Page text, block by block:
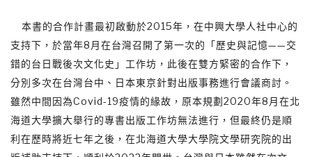
本書的合作計畫最初啟動於2015年，在中興大學人社中心的
支持下，於當年8月在台灣召開了第一次的「歷史與記憶——交
錯的台日戰後次文化史」工作坊，此後在雙方緊密的合作下，
分別多次在台灣台中、日本東京針對出版事務進行會議商討。
雖然中間因為Covid-19疫情的緣故，原本規劃2020年8月在北
海道大學擴大舉行的專書出版工作坊無法進行，但最終仍是順
利在歷時將近七年之後，在北海道大學大學院文學研究院的出